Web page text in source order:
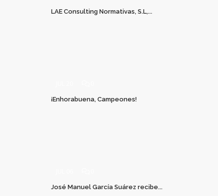
LAE Consulting Normativas, S.L,...
¡Enhorabuena, Campeones!
José Manuel García Suárez recibe...